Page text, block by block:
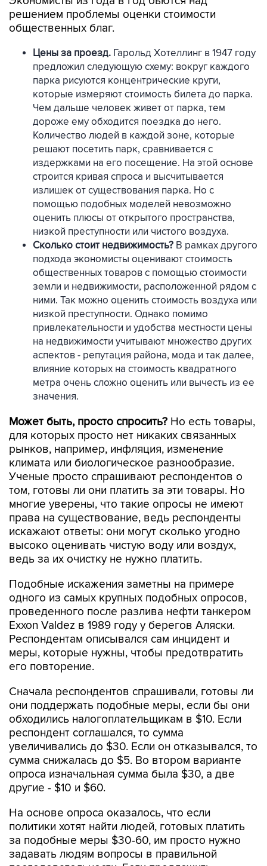
решением проблемы оценки стоимости
общественных благ.
Цены за проезд. Гарольд Хотеллинг в 1947 году
предложил следующую схему: вокруг каждого
парка рисуются концентрические круги,
которые измеряют стоимость билета до парка.
Чем дальше человек живет от парка, тем
дороже ему обходится поездка до него.
Количество людей в каждой зоне, которые
решают посетить парк, сравнивается с
издержками на его посещение. На этой основе
строится кривая спроса и высчитывается
излишек от существования парка. Но с
помощью подобных моделей невозможно
оценить плюсы от открытого пространства,
низкой преступности или чистого воздуха.
Сколько стоит недвижимость? В рамках другого
подхода экономисты оценивают стоимость
общественных товаров с помощью стоимости
земли и недвижимости, расположенной рядом с
ними. Так можно оценить стоимость воздуха или
низкой преступности. Однако помимо
привлекательности и удобства местности цены
на недвижимости учитывают множество других
аспектов - репутация района, мода и так далее,
влияние которых на стоимость квадратного
метра очень сложно оценить или вычесть из ее
значения.
Может быть, просто спросить? Но есть товары,
для которых просто нет никаких связанных
рынков, например, инфляция, изменение
климата или биологическое разнообразие.
Ученые просто спрашивают респондентов о
том, готовы ли они платить за эти товары. Но
многие уверены, что такие опросы не имеют
права на существование, ведь респонденты
искажают ответы: они могут сколько угодно
высоко оценивать чистую воду или воздух,
ведь за их очистку не нужно платить.
Подобные искажения заметны на примере
одного из самых крупных подобных опросов,
проведенного после разлива нефти танкером
Exxon Valdez в 1989 году у берегов Аляски.
Респондентам описывался сам инцидент и
меры, которые нужны, чтобы предотвратить
его повторение.
Сначала респондентов спрашивали, готовы ли
они поддержать подобные меры, если бы они
обходились налогоплательщикам в $10. Если
респондент соглашался, то сумма
увеличивались до $30. Если он отказывался, то
сумма снижалась до $5. Во втором варианте
опроса изначальная сумма была $30, а две
другие - $10 и $60.
На основе опроса оказалось, что если
политики хотят найти людей, готовых платить
за подобные меры $30-60, им просто нужно
задавать людям вопросы в правильной